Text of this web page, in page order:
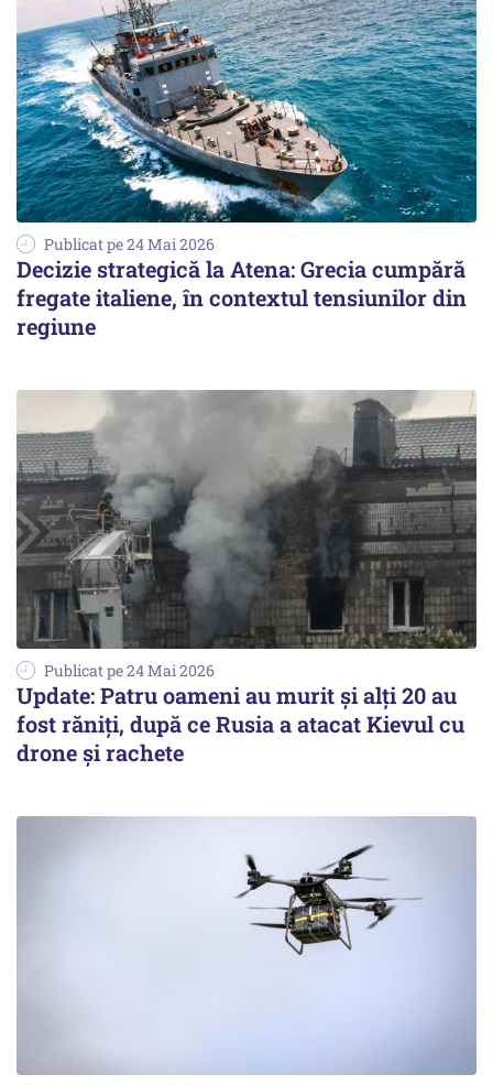
Publicat pe 24 Mai 2026
Decizie strategică la Atena: Grecia cumpără
fregate italiene, în contextul tensiunilor din
regiune
Publicat pe 24 Mai 2026
Update: Patru oameni au murit şi alţi 20 au
fost răniţi, după ce Rusia a atacat Kievul cu
drone şi rachete